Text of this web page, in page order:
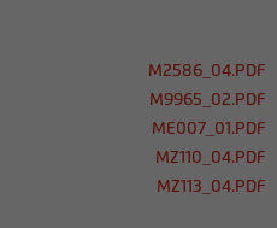
M2586_04.PDF
M9965_02.PDF
ME007_01.PDF
MZ110_04.PDF
MZ113_04.PDF